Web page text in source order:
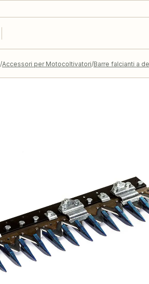
Accessori per Motocoltivatori Barre falcianti a